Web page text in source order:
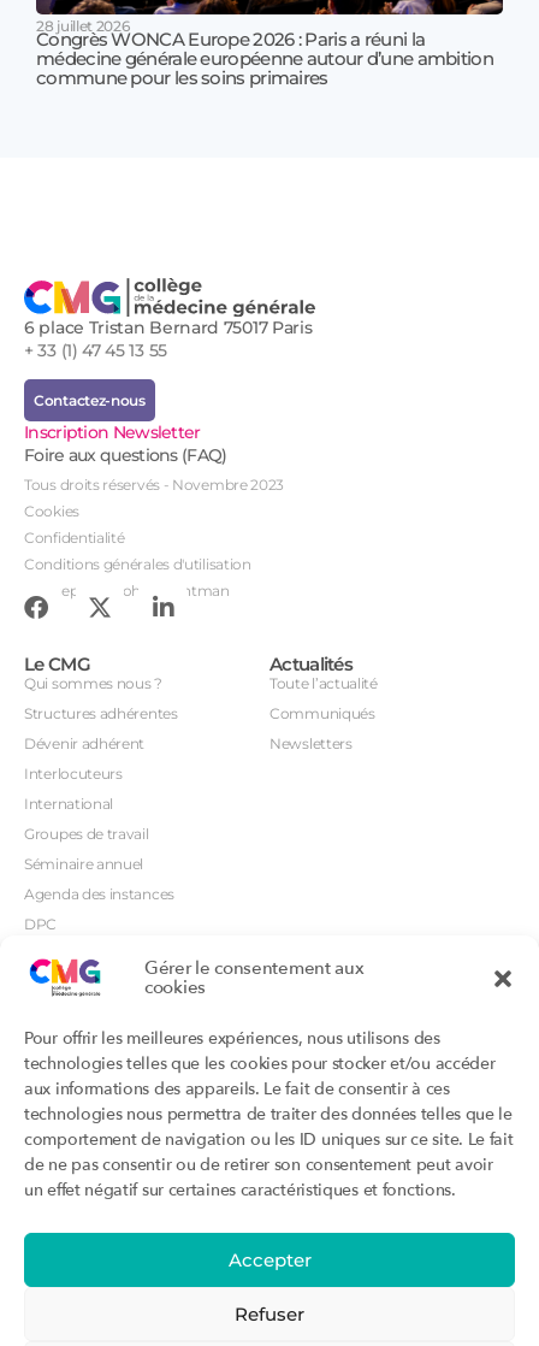
Gérer le consentement aux
cookies
Pour offrir les meilleures expériences, nous utilisons des
technologies telles que les cookies pour stocker et/ou accéder
aux informations des appareils. Le fait de consentir à ces
technologies nous permettra de traiter des données telles que le
comportement de navigation ou les ID uniques sur ce site. Le fait
de ne pas consentir ou de retirer son consentement peut avoir
un effet négatif sur certaines caractéristiques et fonctions.
Accepter
Refuser
28 juillet 2026
Congrès WONCA Europe 2026 : Paris a réuni la
médecine générale européenne autour d’une ambition
commune pour les soins primaires
6 place Tristan Bernard 75017 Paris
+ 33 (1) 47 45 13 55
Contactez-nous
Inscription Newsletter
Foire aux questions (FAQ)
Tous droits réservés - Novembre 2023
Cookies
Confidentialité
Conditions générales d'utilisation
Conception : John Brightman
Le CMG
Qui sommes nous ?
Structures adhérentes
Dévenir adhérent
Interlocuteurs
International
Groupes de travail
Séminaire annuel
Agenda des instances
DPC
CSI
Orientations prioritaires
Actualités
Toute l’actualité
Communiqués
Newsletters
Productions
Productions du Collège
Productions des structures
adhérentes
Labellisation
Addictions et médecine générale
Et si c’était une maladie rare ?
Portails
Annuaire DU/DIU
Archimede.fr
Ebmfrance.net
Toutes les recos
Certificats-absurdes.fr
la contraception dite masculine
Activité « sommeil »
Évènements
CMGF 2025
CMGF - Editions précédentes